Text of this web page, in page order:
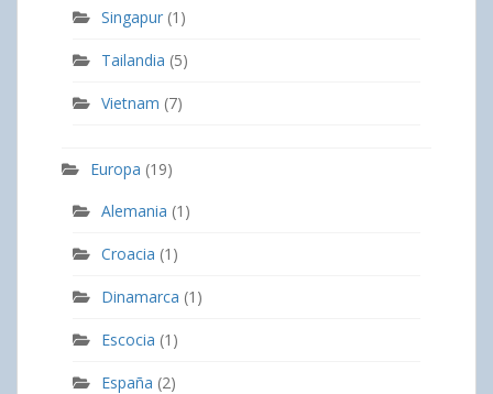
Singapur (1)
Tailandia (5)
Vietnam (7)
Europa (19)
Alemania (1)
Croacia (1)
Dinamarca (1)
Escocia (1)
España (2)